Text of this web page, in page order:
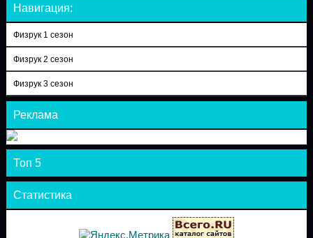
Навигация:
Физрук 1 сезон
Физрук 2 сезон
Физрук 3 сезон
Реклама
Топ 5
Статистика